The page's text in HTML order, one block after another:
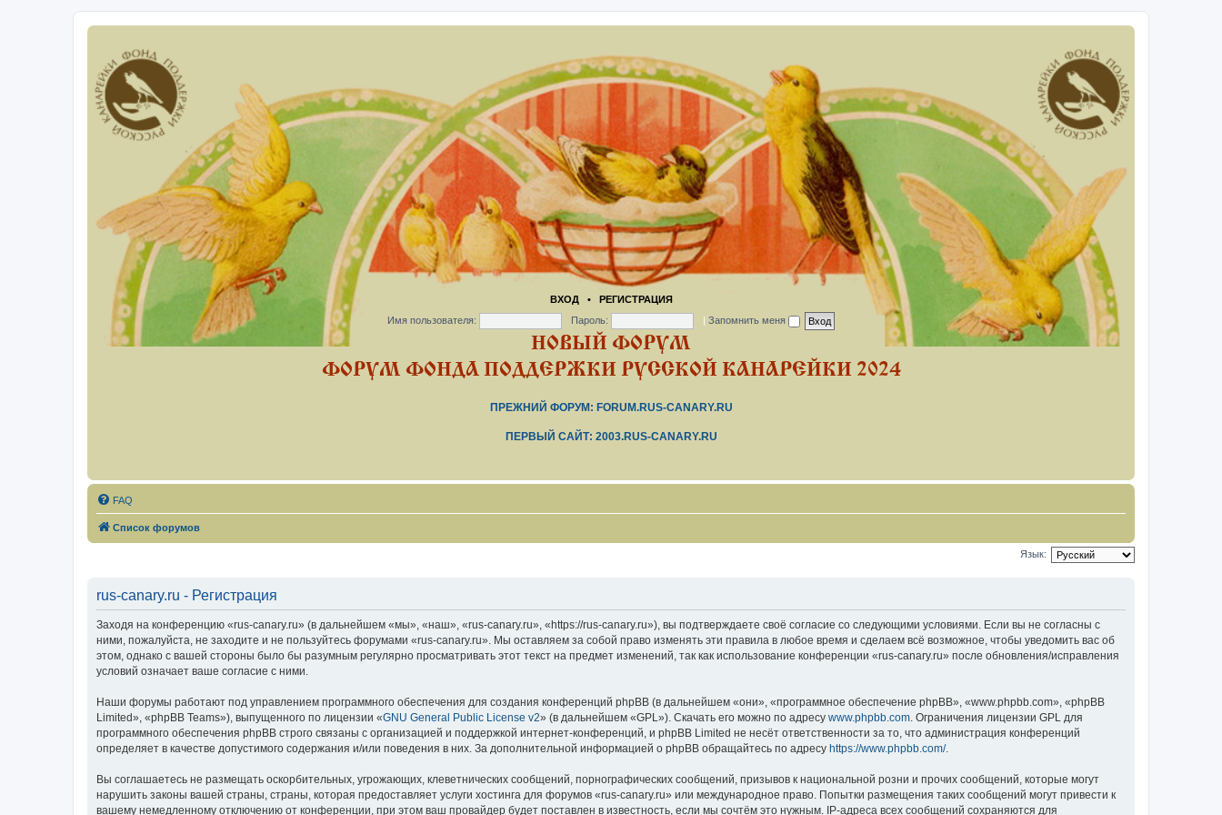
ВХОД• РЕГИСТРАЦИЯ
Имя пользователя:
Пароль: | Запомнить меня
НОВЫЙ ФОРУМ
ФОРУМ ФОНДА ПОДДЕРЖКИ РУССКОЙ КАНАРЕЙКИ 2024
ПРЕЖНИЙ ФОРУМ: FORUM.RUS-CANARY.RU
ПЕРВЫЙ САЙТ: 2003.RUS-CANARY.RU
FAQ
Список форумов
Язык:
rus-canary.ru - Регистрация
Заходя на конференцию «rus-canary.ru» (в дальнейшем «мы», «наш», «rus-canary.ru», «https://rus-canary.ru»), вы подтверждаете своё согласие со следующими условиями. Если вы не согласны с
ними, пожалуйста, не заходите и не пользуйтесь форумами «rus-canary.ru». Мы оставляем за собой право изменять эти правила в любое время и сделаем всё возможное, чтобы уведомить вас об
этом, однако с вашей стороны было бы разумным регулярно просматривать этот текст на предмет изменений, так как использование конференции «rus-canary.ru» после обновления/исправления
условий означает ваше согласие с ними.
Наши форумы работают под управлением программного обеспечения для создания конференций phpBB (в дальнейшем «они», «программное обеспечение phpBB», «www.phpbb.com», «phpBB
Limited», «phpBB Teams»), выпущенного по лицензии «GNU General Public License v2» (в дальнейшем «GPL»). Скачать его можно по адресу www.phpbb.com. Ограничения лицензии GPL для
программного обеспечения phpBB строго связаны с организацией и поддержкой интернет-конференций, и phpBB Limited не несёт ответственности за то, что администрация конференций
определяет в качестве допустимого содержания и/или поведения в них. За дополнительной информацией о phpBB обращайтесь по адресу https://www.phpbb.com/.
Вы соглашаетесь не размещать оскорбительных, угрожающих, клеветнических сообщений, порнографических сообщений, призывов к национальной розни и прочих сообщений, которые могут
нарушить законы вашей страны, страны, которая предоставляет услуги хостинга для форумов «rus-canary.ru» или международное право. Попытки размещения таких сообщений могут привести к
вашему немедленному отключению от конференции, при этом ваш провайдер будет поставлен в известность, если мы сочтём это нужным. IP-адреса всех сообщений сохраняются для